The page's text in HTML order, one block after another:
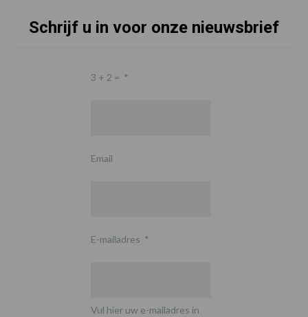
Schrijf u in voor onze nieuwsbrief
3 + 2 = *
Email
E-mailadres *
Vul hier uw e-mailadres in